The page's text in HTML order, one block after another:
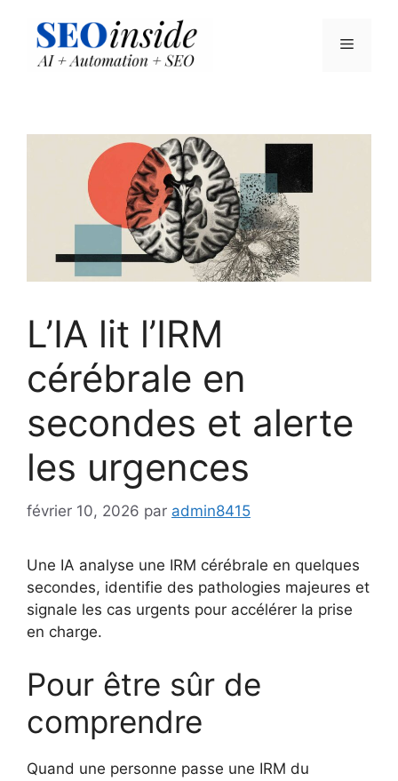
contenu
Menu
L’IA lit l’IRM
cérébrale en
secondes et alerte
les urgences
février 10, 2026 par admin8415
Une IA analyse une IRM cérébrale en quelques
secondes, identifie des pathologies majeures et
signale les cas urgents pour accélérer la prise
en charge.
Pour être sûr de
comprendre
Quand une personne passe une IRM du